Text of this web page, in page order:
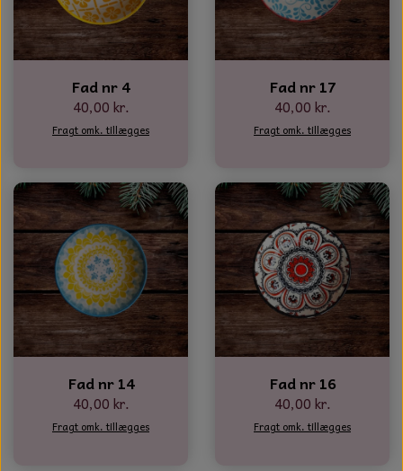
CANDLE HOUSES
GLAS DECOR
DUFTBLOKKE OG TILBEHØR
KERAMIK BLOMSTER
Fad nr 4
40,00 kr.
Fragt omk. tillægges
Fad nr 17
40,00 kr.
Fragt omk. tillægges
Fad nr 14
40,00 kr.
Fragt omk. tillægges
Fad nr 16
40,00 kr.
Fragt omk. tillægges